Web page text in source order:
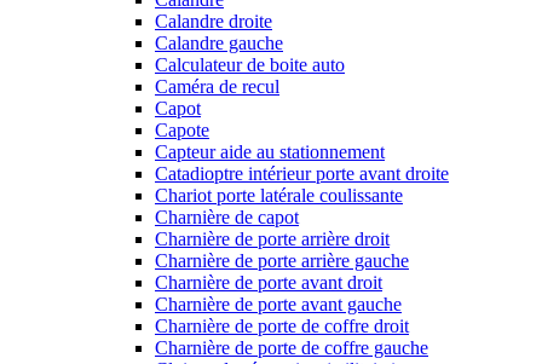
Calandre droite
Calandre gauche
Calculateur de boite auto
Caméra de recul
Capot
Capote
Capteur aide au stationnement
Catadioptre intérieur porte avant droite
Chariot porte latérale coulissante
Charnière de capot
Charnière de porte arrière droit
Charnière de porte arrière gauche
Charnière de porte avant droit
Charnière de porte avant gauche
Charnière de porte de coffre droit
Charnière de porte de coffre gauche